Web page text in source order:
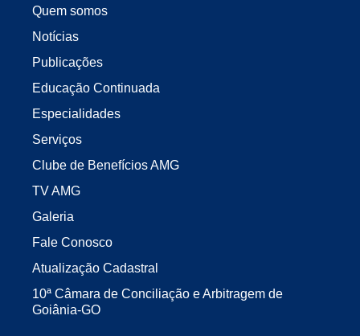
Quem somos
Notícias
Publicações
Educação Continuada
Especialidades
Serviços
Clube de Benefícios AMG
TV AMG
Galeria
Fale Conosco
Atualização Cadastral
10ª Câmara de Conciliação e Arbitragem de
Goiânia-GO